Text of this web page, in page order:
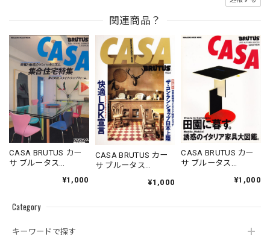
Category
キーワードで探す
関連商品？
CASA BRUTUS カー
サ ブルータス
¥1,000
CASA BRUTUS カー
サ ブルータス
¥1,000
CASA BRUTUS カー
サ ブルータス
¥1,000